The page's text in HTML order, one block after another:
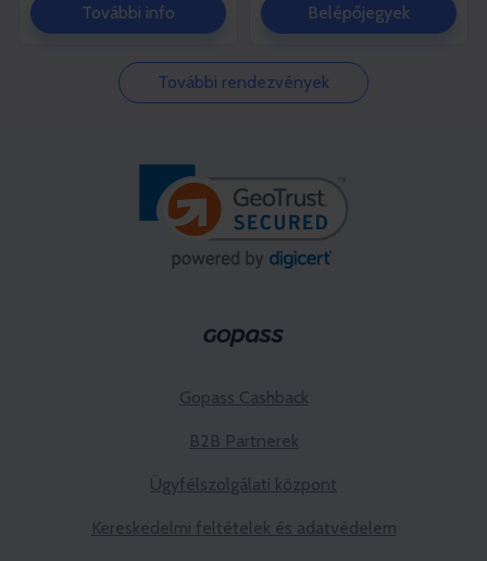
További info Belépőjegyek
További rendezvények
Gopass Cashback
B2B Partnerek
Ügyfélszolgálati központ
Kereskedelmi feltételek és adatvédelem